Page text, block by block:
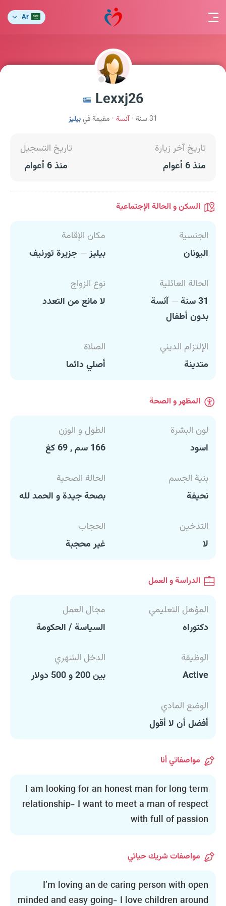
Ar
Lexxj26
31 سنة آنسة مقيمة فيبيليز
تاريخ آخر زيارة
منذ 6 أعوام
تاريخ التسجيل
منذ 6 أعوام
السكن و الحالة الإجتماعية
الجنسية
اليونان
مكان الإقامة
بيليز
جزيرة تورنيف
الحالة العائلية
31 سنة
آنسة
بدون أطفال
نوع الزواج
لا مانع من التعدد
الإلتزام الديني
متدينة
الصلاة
أصلي دائما
المظهر و الصحة
لون البشرة
اسود
الطول و الوزن
166 سم , 69 كغ
بنية الجسم
نحيفة
الحالة الصحية
بصحة جيدة و الحمد لله
التدخين
لا
الحجاب
غير محجبة
الدراسة و العمل
المؤهل التعليمي
دكتوراه
مجال العمل
السياسة / الحكومة
الوظيفة
Active
الدخل الشهري
بين 200 و 500 دولار
الوضع المادي
أفضل أن لا أقول
مواصفاتي أنا
I am looking for an honest man for long term
relationship- I want to meet a man of respect
with full of passion
مواصفات شريك حياتي
I’m loving an de caring person with open
minded and easy going- I love children around